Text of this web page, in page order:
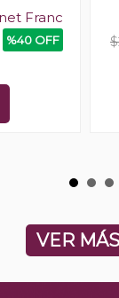
Franc
%40 OFF
VER